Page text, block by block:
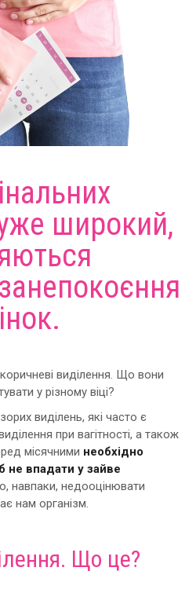
широкий,
виділення. Що вони
у різному віці?
виділень, які часто є
при вагітності, а також
місячними необхідно
не впадати у зайве
навпаки, недооцінювати
нам організм.
Що це?